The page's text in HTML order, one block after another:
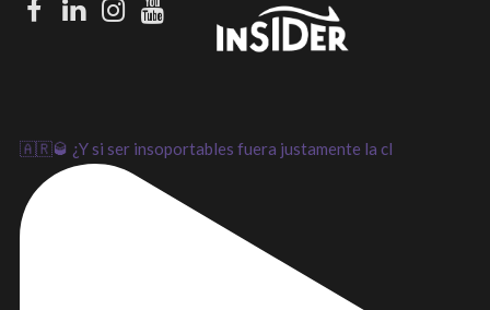
Facebook
LinkedIn
Instagram
Youtube
🇦🇷🥃 ¿Y si ser insoportables fuera justamente la cl